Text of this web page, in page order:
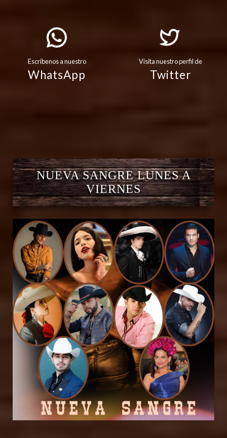
Escribenos a nuestro
WhatsApp
Visita nuestro perfil de
Twitter
NUEVA SANGRE LUNES A
VIERNES